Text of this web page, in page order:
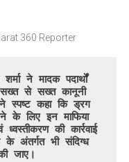
360 Reporter
ने मादक पदार्थों
सख्त से सख्त कानूनी
स्पष्ट कहा कि ड्रग
के लिए इन माफिया
की कार्रवाई
के अंतर्गत भी संदिग्ध
जाए।